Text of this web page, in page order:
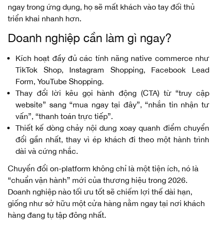
ngay trong ứng dụng, họ sẽ mất khách vào tay đối thủ
triển khai nhanh hơn.
Doanh nghiệp cần làm gì ngay?
Kích hoạt đầy đủ các tính năng native commerce như
TikTok Shop, Instagram Shopping, Facebook Lead
Form, YouTube Shopping.
Thay đổi lời kêu gọi hành động (CTA) từ “truy cập
website” sang “mua ngay tại đây”, “nhắn tin nhận tư
vấn”, “thanh toán trực tiếp”.
Thiết kế dòng chảy nội dung xoay quanh điểm chuyển
đổi gần nhất, thay vì ép khách đi theo một hành trình
dài và cứng nhắc.
Chuyển đổi on-platform không chỉ là một tiện ích, nó là
“chuẩn vận hành” mới của thương hiệu trong 2026.
Doanh nghiệp nào tối ưu tốt sẽ chiếm lợi thế dài hạn,
giống như sở hữu một cửa hàng nằm ngay tại nơi khách
hàng đang tụ tập đông nhất.